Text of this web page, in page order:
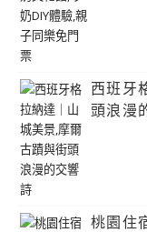
西班牙
頭浪漫
桃園住